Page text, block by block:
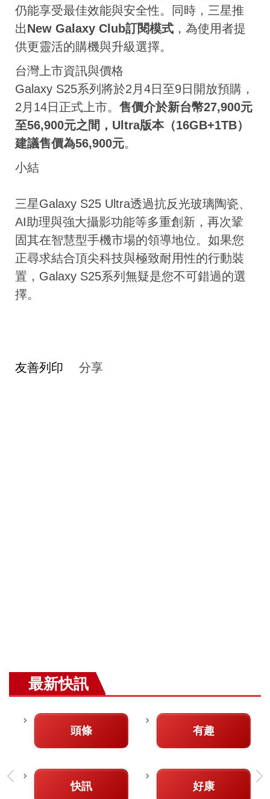
仍能享受最佳效能與安全性。同時，三星推
出New Galaxy Club訂閱模式 ，為使用者提
供更靈活的購機與升級選擇。
台灣上市資訊與價格
Galaxy S25系列將於2月4日至9日開放預購，
2月14日正式上市。 售價介於新台幣27,900元
至56,900元之間，Ultra版本（16GB+1TB）
建議售價為56,900元。
小結
三星Galaxy S25 Ultra透過抗反光玻璃陶瓷、
AI助理與強大攝影功能等多重創新，再次鞏
固其在智慧型手機市場的領導地位。如果您
正尋求結合頂尖科技與極致耐用性的行動裝
置，Galaxy S25系列無疑是您不可錯過的選
擇。
友善列印 分享
最新快訊
頭條 有趣
快訊 好康